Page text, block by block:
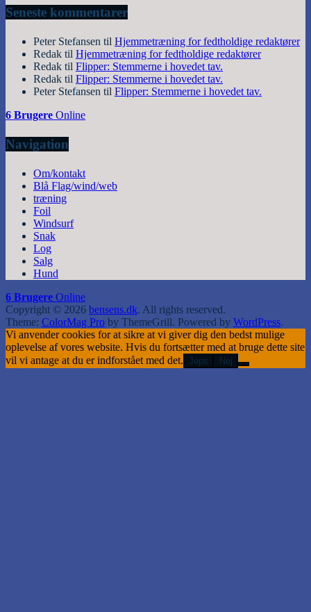
Seneste kommentarer
Peter Stefansen til Hjemmetræning for fedtholdige redaktører
Redak til Hjemmetræning for fedtholdige redaktører
Redak til Flipper: Stemmerne i hovedet tav.
Redak til Flipper: Stemmerne i hovedet tav.
Peter Stefansen til Flipper: Stemmerne i hovedet tav.
6 Brugere Online
Navigation
Om/kontakt
Blå Flag/wind/web
træning
Foil
Windsurf
Snak
Log
Salg
Hund
6 Brugere Online
Copyright © 2026 bensens.dk. All rights reserved.
Theme: ColorMag Pro by ThemeGrill. Powered by WordPress.
Vi anvender cookies for at sikre at vi giver dig den bedst mulige
oplevelse af vores website. Hvis du fortsætter med at bruge dette site
vil vi antage at du er indforstået med det. Jeps Nej